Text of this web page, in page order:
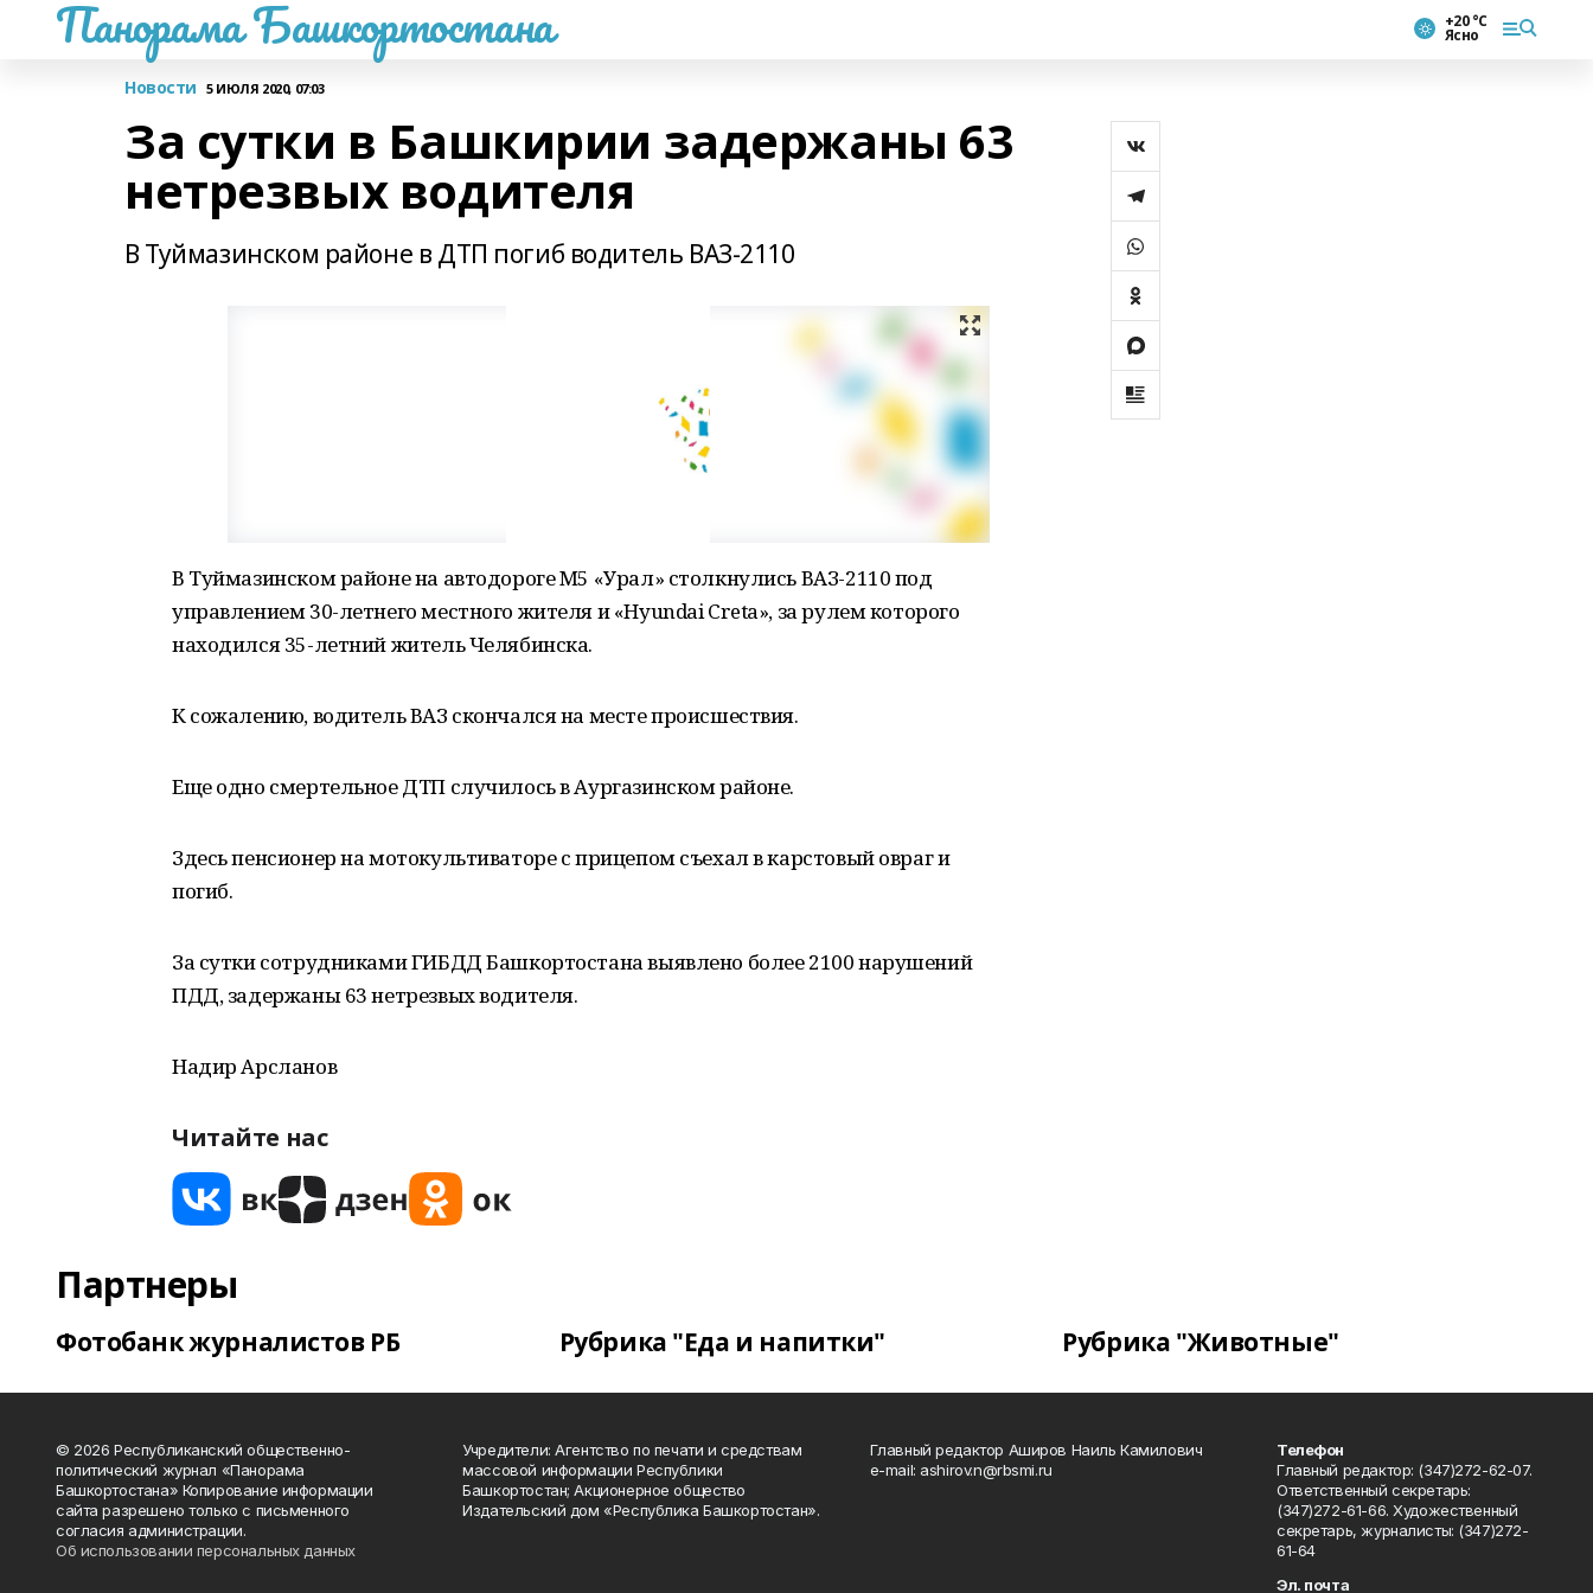
Панорама Башкортостана +20 °С
Ясно
Новости 5 ИЮЛЯ 2020, 07:03
За сутки в Башкирии задержаны 63
нетрезвых водителя
В Туймазинском районе в ДТП погиб водитель ВАЗ-2110
В Туймазинском районе на автодороге М5 «Урал» столкнулись ВАЗ-2110 под
управлением 30-летнего местного жителя и «Hуundai Creta», за рулем которого
находился 35-летний житель Челябинска.
К сожалению, водитель ВАЗ скончался на месте происшествия.
Еще одно смертельное ДТП случилось в Аургазинском районе.
Здесь пенсионер на мотокультиваторе с прицепом съехал в карстовый овраг и
погиб.
За сутки сотрудниками ГИБДД Башкортостана выявлено более 2100 нарушений
ПДД, задержаны 63 нетрезвых водителя.
Надир Арсланов
Читайте нас
Партнеры
Фотобанк журналистов РБ Рубрика "Еда и напитки" Рубрика "Животные"
© 2026 Республиканский общественно-
политический журнал «Панорама
Башкортостана» Копирование информации
сайта разрешено только с письменного
согласия администрации.
Об использовании персональных данных
Учредители: Агентство по печати и средствам
массовой информации Республики
Башкортостан; Акционерное общество
Издательский дом «Республика Башкортостан».
Главный редактор Аширов Наиль Камилович
e-mail: ashirov.n@rbsmi.ru
Телефон
Главный редактор: (347)272-62-07.
Ответственный секретарь:
(347)272-61-66. Художественный
секретарь, журналисты: (347)272-
61-64
Эл. почта